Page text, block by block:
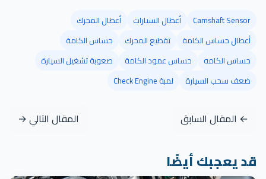
Camshaft Sensor أعطال السيارات
أعطال المحرك
أعطال حساس الكامة
تقطيع المحرك
حساس الكامة
حساس الكامه
حساس عمود الكامة
صعوبة تشغيل السيارة
ضعف سحب السيارة
لمبة Check Engine
← المقال السابق المقال التالي →
قد يعجبك أيضًا